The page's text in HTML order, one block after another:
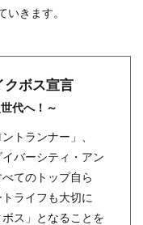
きます。
クボス宣言
代へ！～
トランナー」、
バーシティ・アン
てのトップ自ら
ライフも大切に
ス」となることを